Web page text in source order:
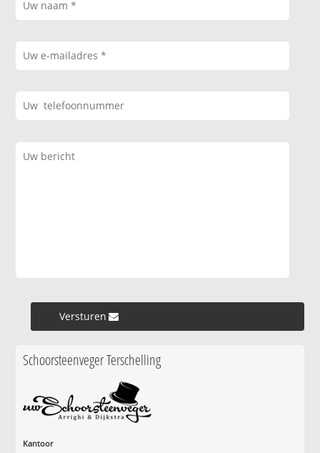
Versturen »
Schoorsteenveger Terschelling
Kantoor